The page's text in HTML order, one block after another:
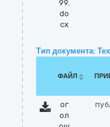
99.
do
cx
Тип документа:
ФАЙЛ
ог
ол